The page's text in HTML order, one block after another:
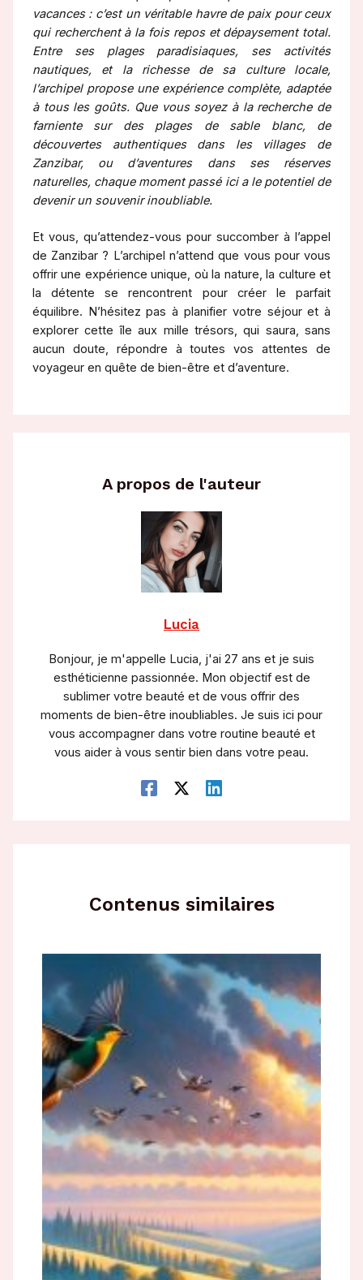
vacances : c’est un véritable havre de paix pour ceux
qui recherchent à la fois repos et dépaysement total.
Entre ses plages paradisiaques, ses activités
nautiques, et la richesse de sa culture locale,
l’archipel propose une expérience complète, adaptée
à tous les goûts. Que vous soyez à la recherche de
farniente sur des plages de sable blanc, de
découvertes authentiques dans les villages de
Zanzibar, ou d’aventures dans ses réserves
naturelles, chaque moment passé ici a le potentiel de
devenir un souvenir inoubliable.
Et vous, qu’attendez-vous pour succomber à l’appel
de Zanzibar ? L’archipel n’attend que vous pour vous
offrir une expérience unique, où la nature, la culture et
la détente se rencontrent pour créer le parfait
équilibre. N’hésitez pas à planifier votre séjour et à
explorer cette île aux mille trésors, qui saura, sans
aucun doute, répondre à toutes vos attentes de
voyageur en quête de bien-être et d’aventure.
A propos de l'auteur
Lucia
Bonjour, je m'appelle Lucia, j'ai 27 ans et je suis
esthéticienne passionnée. Mon objectif est de
sublimer votre beauté et de vous offrir des
moments de bien-être inoubliables. Je suis ici pour
vous accompagner dans votre routine beauté et
vous aider à vous sentir bien dans votre peau.
Contenus similaires